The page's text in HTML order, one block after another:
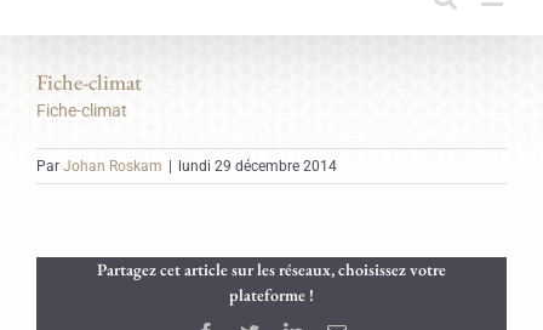
Fiche-climat
Fiche-climat
Par Johan Roskam lundi 29 décembre 2014
Partagez cet article sur les réseaux, choisissez votre
plateforme !